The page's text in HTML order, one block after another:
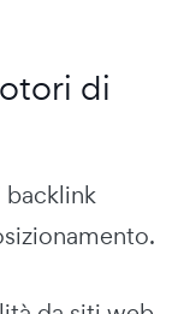
di
backlink